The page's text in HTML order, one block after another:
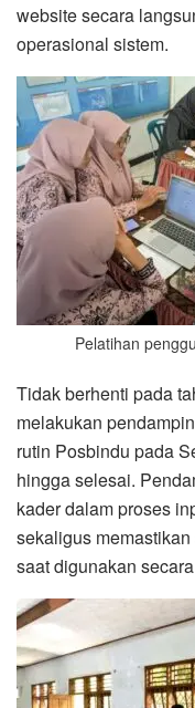
website secara
operasional sistem.
Pelatihan
Tidak berhenti pada
melakukan
rutin Posbindu pada
hingga selesai.
kader dalam proses
sekaligus
saat digunakan